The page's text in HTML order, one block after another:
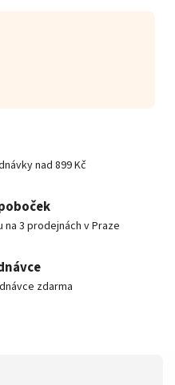
nad 899 Kč
3 prodejnách v Praze
zdarma